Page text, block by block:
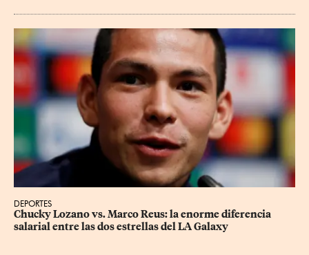
DEPORTES
Chucky Lozano vs. Marco Reus: la enorme diferencia
salarial entre las dos estrellas del LA Galaxy